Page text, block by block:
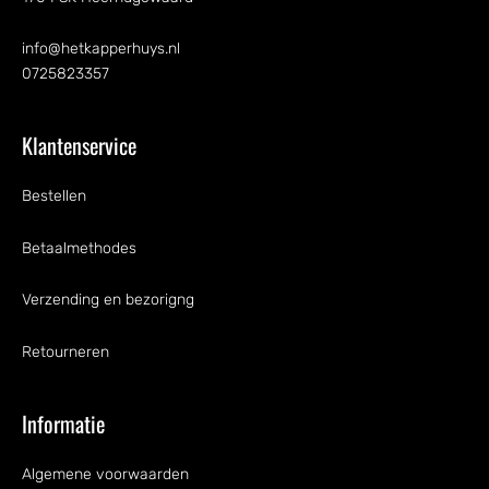
info@hetkapperhuys.nl
0725823357
Klantenservice
Bestellen
Betaalmethodes
Verzending en bezorigng
Retourneren
Informatie
Algemene voorwaarden